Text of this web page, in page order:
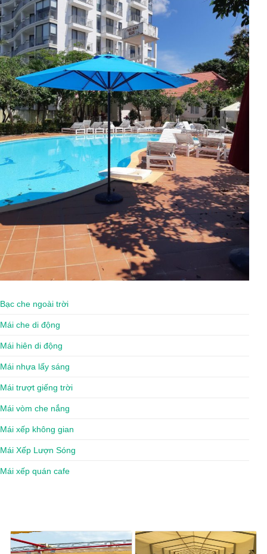
Bạc che ngoài trời
Mái che di động
Mái hiên di động
Mái nhựa lấy sáng
Mái trượt giếng trời
Mái vòm che nắng
Mái xếp không gian
Mái Xếp Lượn Sóng
Mái xếp quán cafe